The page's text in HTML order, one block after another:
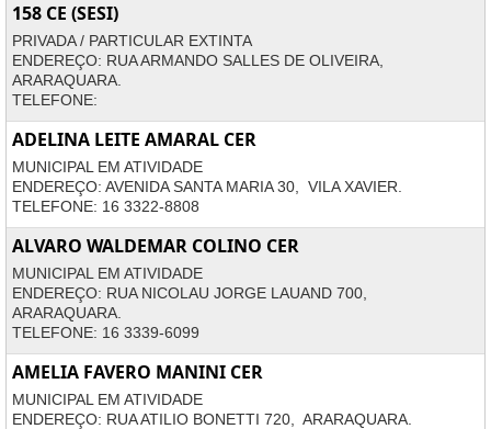
158 CE (SESI)
PRIVADA / PARTICULAR EXTINTA
ENDEREÇO: RUA ARMANDO SALLES DE OLIVEIRA,
ARARAQUARA.
TELEFONE:
ADELINA LEITE AMARAL CER
MUNICIPAL EM ATIVIDADE
ENDEREÇO: AVENIDA SANTA MARIA 30, VILA XAVIER.
TELEFONE: 16 3322-8808
ALVARO WALDEMAR COLINO CER
MUNICIPAL EM ATIVIDADE
ENDEREÇO: RUA NICOLAU JORGE LAUAND 700,
ARARAQUARA.
TELEFONE: 16 3339-6099
AMELIA FAVERO MANINI CER
MUNICIPAL EM ATIVIDADE
ENDEREÇO: RUA ATILIO BONETTI 720, ARARAQUARA.